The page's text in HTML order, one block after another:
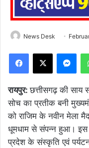
News Desk
Facebook
X
रायपुर:छत्तीसगढ़ की साय
सोच का प्रतीक बनी
को राजिम के नवीन मेला
धूमधाम से संपन्न हुआ। इस
प्रदेश के संस्कृति एवं